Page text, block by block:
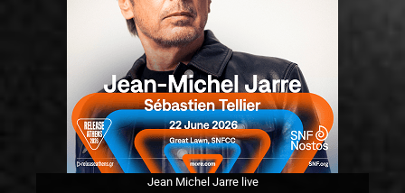
Jean Michel Jarre live